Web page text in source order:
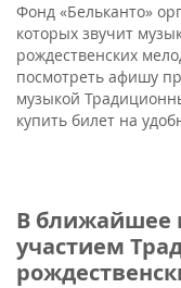
Фонд «Бельканто»
которых звучит
рождественских
посмотреть афишу
музыкой
купить билет на
В ближайшее
участием